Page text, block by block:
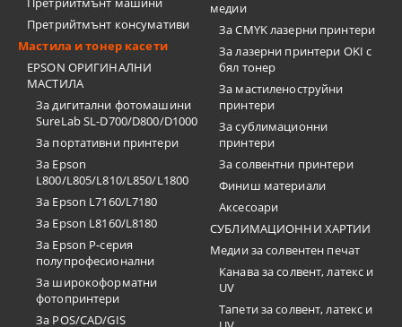
Претрийтмънт консумативи
Мастила и тонер касети
EPSON ОРИГИНАЛНИ
МАСТИЛА
За дигитални фотомашини
SureLab SL-D700/D800/D1000
За портативни принтери
За Epson
L800/L805/L810/L850/L1800
За Epson L7160/L7180
За Epson L8160/L8180
За Epson P-серия
полупрофесионални
За широкоформатни
фотопринтери
За POS/CAD/GIS
медии
За CMYK лазерни принтери
За лазерни принтери OKI с
бял тонер
За мастиленоструйни
принтери
За сублимационни
принтери
За солвентни принтери
Финиш материали
Аксесоари
СУБЛИМАЦИОННИ ХАРТИИ
Медии за солвентен печат
Канава за солвент, латекс и
UV
Тапети за солвент, латекс и